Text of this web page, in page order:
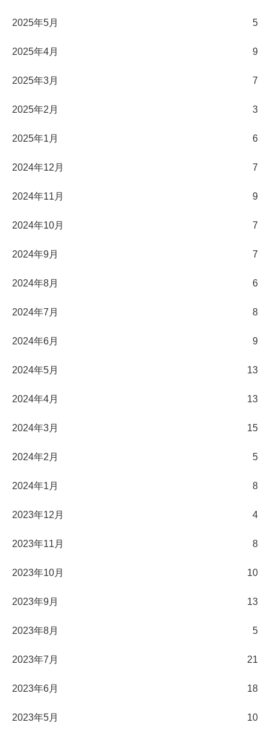
2025年5月 5
2025年4月 9
2025年3月 7
2025年2月 3
2025年1月 6
2024年12月 7
2024年11月 9
2024年10月 7
2024年9月 7
2024年8月 6
2024年7月 8
2024年6月 9
2024年5月 13
2024年4月 13
2024年3月 15
2024年2月 5
2024年1月 8
2023年12月 4
2023年11月 8
2023年10月 10
2023年9月 13
2023年8月 5
2023年7月 21
2023年6月 18
2023年5月 10